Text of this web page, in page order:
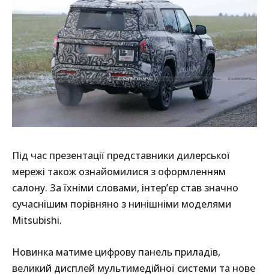
Під час презентації представники дилерської
мережі також ознайомилися з оформленням
салону. За їхніми словами, інтер’єр став значно
сучаснішим порівняно з нинішніми моделями
Mitsubishi.
Новинка матиме цифрову панель приладів,
великий дисплей мультимедійної системи та нове